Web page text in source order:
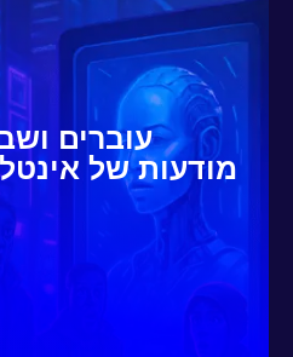
עוברים
מודעות של